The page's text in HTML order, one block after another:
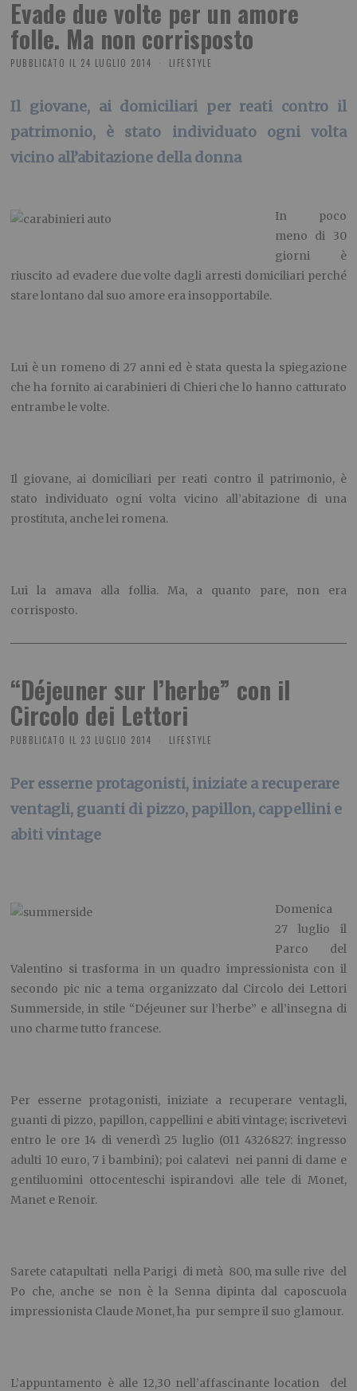
Evade due volte per un amore
folle. Ma non corrisposto
PUBBLICATO IL 24 LUGLIO 2014 LIFESTYLE
Il giovane, ai domiciliari per reati contro il
patrimonio, è stato individuato ogni volta
vicino all’abitazione della donna
In poco
meno di 30
giorni è
riuscito ad evadere due volte dagli arresti domiciliari perché
stare lontano dal suo amore era insopportabile.
Lui è un romeno di 27 anni ed è stata questa la spiegazione
che ha fornito ai carabinieri di Chieri che lo hanno catturato
entrambe le volte.
Il giovane, ai domiciliari per reati contro il patrimonio, è
stato individuato ogni volta vicino all’abitazione di una
prostituta, anche lei romena.
Lui la amava alla follia. Ma, a quanto pare, non era
corrisposto.
“Déjeuner sur l’herbe” con il
Circolo dei Lettori
PUBBLICATO IL 23 LUGLIO 2014 LIFESTYLE
Per esserne protagonisti, iniziate a recuperare
ventagli, guanti di pizzo, papillon, cappellini e
abiti vintage
Domenica
27 luglio il
Parco del
Valentino si trasforma in un quadro impressionista con il
secondo pic nic a tema organizzato dal Circolo dei Lettori
Summerside, in stile “Déjeuner sur l’herbe” e all’insegna di
uno charme tutto francese.
Per esserne protagonisti, iniziate a recuperare ventagli,
guanti di pizzo, papillon, cappellini e abiti vintage; iscrivetevi
entro le ore 14 di venerdì 25 luglio (011 4326827: ingresso
adulti 10 euro, 7 i bambini); poi calatevi nei panni di dame e
gentiluomini ottocenteschi ispirandovi alle tele di Monet,
Manet e Renoir.
Sarete catapultati nella Parigi di metà 800, ma sulle rive del
Po che, anche se non è la Senna dipinta dal caposcuola
impressionista Claude Monet, ha pur sempre il suo glamour.
L’appuntamento è alle 12,30 nell’affascinante location del